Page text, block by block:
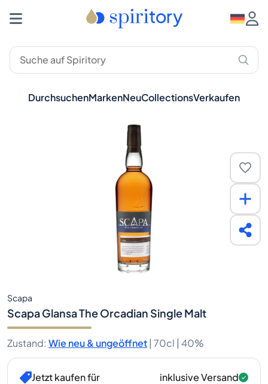
DurchsuchenMarkenNeuCollectionsVerkaufen
Scapa
Scapa Glansa The Orcadian Single Malt
Zustand: Wie neu & ungeöffnet | 70cl | 40%
Jetzt kaufen für inklusive Versand